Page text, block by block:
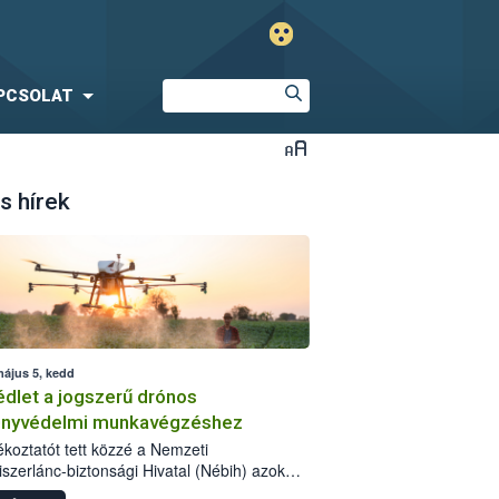
hírek
5, kedd
a jogszerű drónos
munkavégzéshez
tett közzé a Nemzeti
biztonsági Hivatal (Nébih) azok
akik drónnal szeretnének